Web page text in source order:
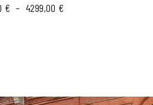
€ – 4299,00 €